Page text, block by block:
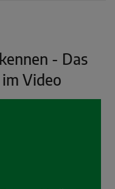
- Das
Video